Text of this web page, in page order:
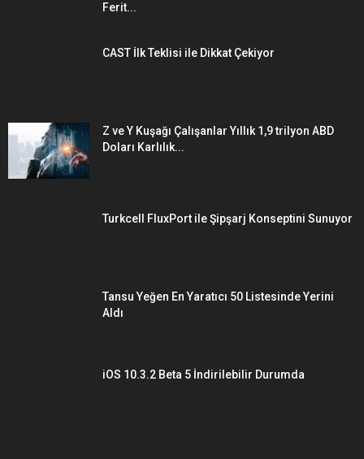
Ferit...
CAST İlk Teklisi ile Dikkat Çekiyor
Z ve Y Kuşağı Çalışanlar Yıllık 1,9 trilyon ABD
Doları Karlılık...
Turkcell FluxPort ile Şipşarj Konseptini Sunuyor
Tansu Yeğen En Yaratıcı 50 Listesinde Yerini
Aldı
iOS 10.3.2 Beta 5 İndirilebilir Durumda